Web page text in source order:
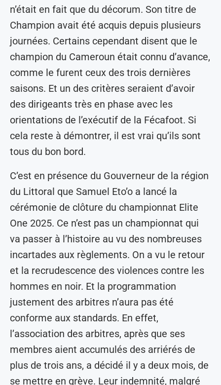
n’était en fait que du décorum. Son titre de
Champion avait été acquis depuis plusieurs
journées. Certains cependant disent que le
champion du Cameroun était connu d’avance,
comme le furent ceux des trois dernières
saisons. Et un des critères seraient d’avoir
des dirigeants très en phase avec les
orientations de l’exécutif de la Fécafoot. Si
cela reste à démontrer, il est vrai qu’ils sont
tous du bon bord.
C’est en présence du Gouverneur de la région
du Littoral que Samuel Eto’o a lancé la
cérémonie de clôture du championnat Elite
One 2025. Ce n’est pas un championnat qui
va passer à l’histoire au vu des nombreuses
incartades aux règlements. On a vu le retour
et la recrudescence des violences contre les
hommes en noir. Et la programmation
justement des arbitres n’aura pas été
conforme aux standards. En effet,
l’association des arbitres, après que ses
membres aient accumulés des arriérés de
plus de trois ans, a décidé il y a deux mois, de
se mettre en grève. Leur indemnité, malgré